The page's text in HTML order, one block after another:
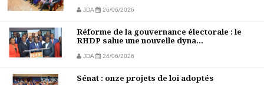
JDA 26/06/2026
Réforme de la gouvernance électorale : le
RHDP salue une nouvelle dyna...
JDA 24/06/2026
Sénat : onze projets de loi adoptés